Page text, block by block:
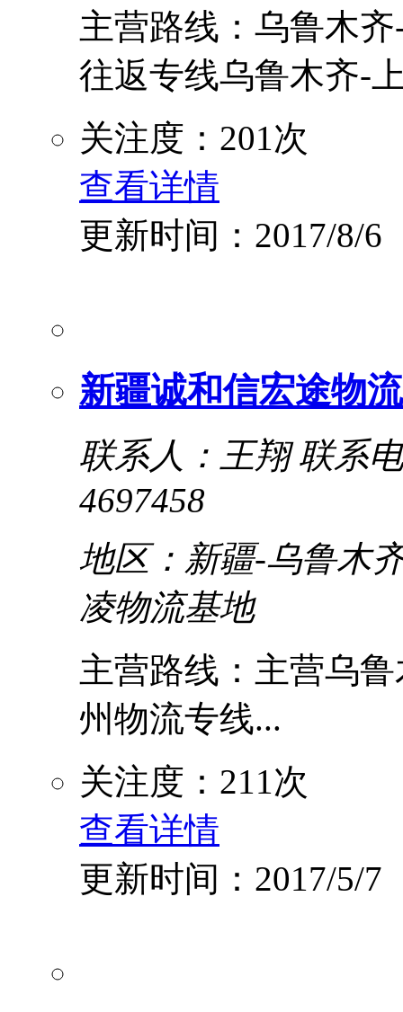
主营路线：乌鲁木
往返专线乌鲁木齐-
关注度：201次
查看详情
更新时间：2017/8/6
新疆诚和信宏途物
联系人：王翔 联系
4697458
地区：新疆-乌鲁木
凌物流基地
主营路线：主营乌
州物流专线...
关注度：211次
查看详情
更新时间：2017/5/7